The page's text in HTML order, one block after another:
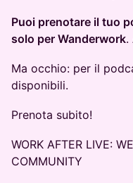
Puoi prenotare il tuo
solo per Wanderwork.
Ma occhio: per il
disponibili.
Prenota subito!
WORK AFTER LIVE:
COMMUNITY